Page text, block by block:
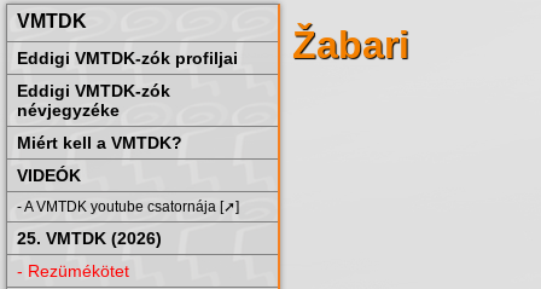
VMTDK
Eddigi VMTDK-zók profiljai
Eddigi VMTDK-zók
névjegyzéke
Miért kell a VMTDK?
VIDEÓK
- A VMTDK youtube csatornája [➚]
25. VMTDK (2026)
- Rezümékötet
Žabari